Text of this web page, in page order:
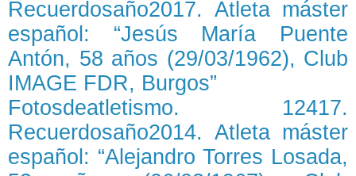
Recuerdosaño2017. Atleta máster
español: “Jesús María Puente
Antón, 58 años (29/03/1962), Club
IMAGE FDR, Burgos”
Fotosdeatletismo. 12417.
Recuerdosaño2014. Atleta máster
español: “Alejandro Torres Losada,